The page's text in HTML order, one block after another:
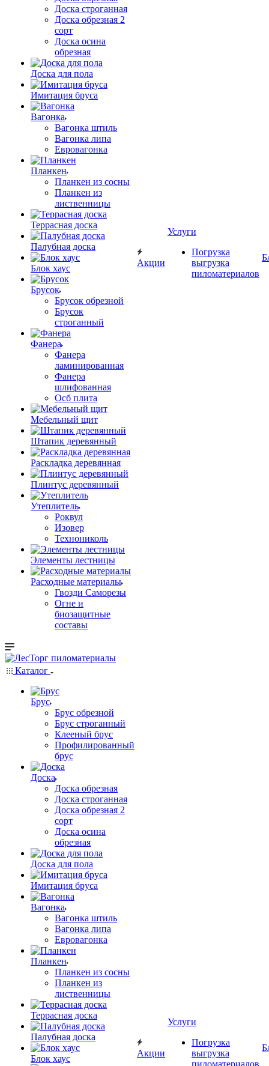
Доска строганная
Доска обрезная 2
сорт
Доска осина
обрезная
Доска для пола
Имитация бруса
Вагонка
Вагонка штиль
Вагонка липа
Евровагонка
Планкен
Планкен из сосны
Планкен из
лиственницы
Террасная доска
Палубная доска
Блок хаус
Брусок
Брусок обрезной
Брусок
строганный
Фанера
Фанера
ламинированная
Фанера
шлифованная
Осб плита
Мебельный щит
Штапик деревянный
Раскладка деревянная
Плинтус деревянный
Утеплитель
Роквул
Изовер
Технониколь
Элементы лестницы
Расходные материалы
Гвозди Саморезы
Огне и
биозащитные
составы
Акции
Услуги
Погрузка
выгрузка
пиломатериалов
Каталог
Брус
Брус обрезной
Брус строганный
Клееный брус
Профилированный
брус
Доска
Доска обрезная
Доска строганная
Доска обрезная 2
сорт
Доска осина
обрезная
Доска для пола
Имитация бруса
Вагонка
Вагонка штиль
Вагонка липа
Евровагонка
Планкен
Планкен из сосны
Планкен из
лиственницы
Террасная доска
Палубная доска
Блок хаус
Акции
Услуги
Погрузка
выгрузка
пиломатериалов